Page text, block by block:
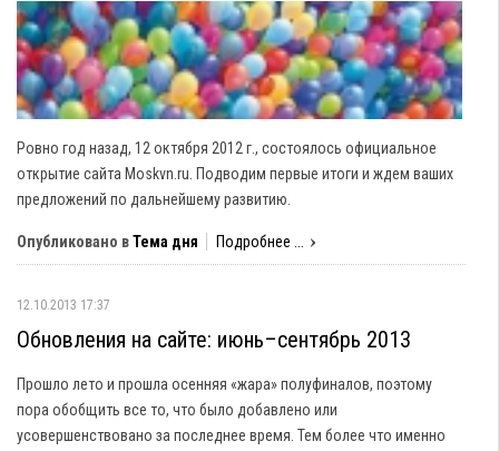
Ровно год назад, 12 октября 2012 г., состоялось официальное
открытие сайта Moskvn.ru. Подводим первые итоги и ждем ваших
предложений по дальнейшему развитию.
Опубликовано вТема дня Подробнее ...
12.10.2013 17:37
Обновления на сайте: июнь–сентябрь 2013
Прошло лето и прошла осенняя «жара» полуфиналов, поэтому
пора обобщить все то, что было добавлено или
усовершенствовано за последнее время. Тем более что именно